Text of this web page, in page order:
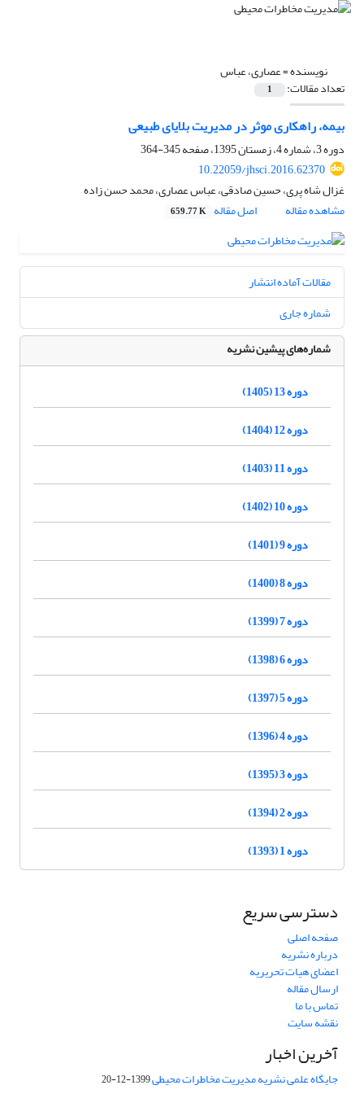
نویسنده =عصاری، عباس
تعداد مقالات: 1
بیمه، راهکاری موثر در مدیریت بلایای طبیعی
دوره 3، شماره 4، زمستان 1395، صفحه
345-364
10.22059/jhsci.2016.62370
غزال شاه پری، حسین صادقی، عباس عصاری، محمد حسن زاده
مشاهده مقاله
اصل مقاله 659.77 K
مقالات آماده انتشار
شماره جاری
شماره‌های پیشین نشریه
دوره 13 (1405)
دوره 12 (1404)
دوره 11 (1403)
دوره 10 (1402)
دوره 9 (1401)
دوره 8 (1400)
دوره 7 (1399)
دوره 6 (1398)
دوره 5 (1397)
دوره 4 (1396)
دوره 3 (1395)
دوره 2 (1394)
دوره 1 (1393)
دسترسی سریع
صفحه اصلی
درباره نشریه
اعضای هیات تحریریه
ارسال مقاله
تماس با ما
نقشه سایت
آخرین اخبار
جایگاه علمی نشریه مدیریت مخاطرات محیطی1399-12-20